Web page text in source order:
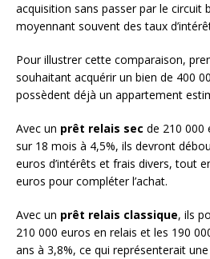
acquisition sans passer par le circuit
moyennant souvent des taux
Pour illustrer cette comparaison,
souhaitant acquérir un bien de 400
possèdent déjà un appartement
Avec un prêt relais sec de 210 000
sur 18 mois à 4,5%, ils devront
euros d’intérêts et frais divers, tout
euros pour compléter l’achat.
Avec un prêt relais classique, ils
210 000 euros en relais et les 190
ans à 3,8%, ce qui représenterait